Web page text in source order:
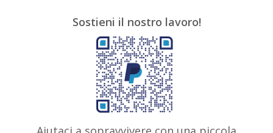
Awarded Artist Baroque Art
Belgian Art Bohemian Art
Brazilian Art British Art
Brooklyn Museum Bulgarian Art
Caravaggio Chilean Art
Claude Monet
Colombian Art Croatian Art
Sostieni il nostro lavoro!